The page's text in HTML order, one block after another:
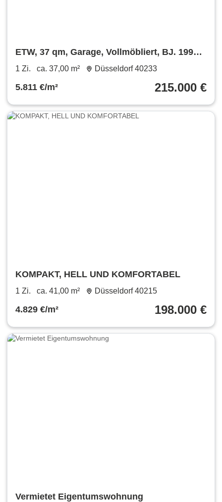
ETW, 37 qm, Garage, Vollmöbliert, BJ. 1993,
vermietet, Flingern
1 Zi. ca. 37,00 m² Düsseldorf 40233
5.811 €/m² 215.000 €
KOMPAKT, HELL UND KOMFORTABEL
1 Zi. ca. 41,00 m² Düsseldorf 40215
4.829 €/m² 198.000 €
Vermietet Eigentumswohnung